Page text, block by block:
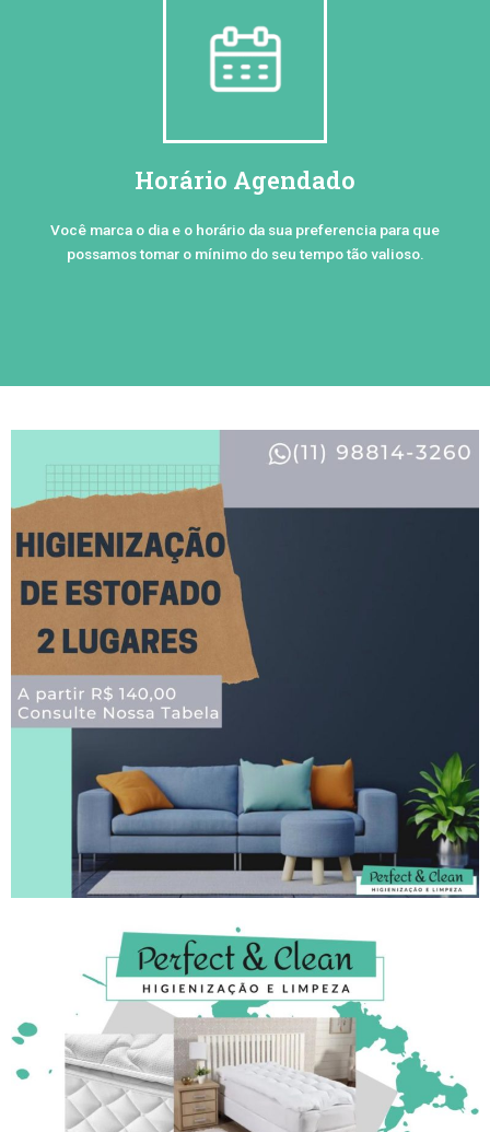
Horário Agendado
Você marca o dia e o horário da sua preferencia para que
possamos tomar o mínimo do seu tempo tão valioso.